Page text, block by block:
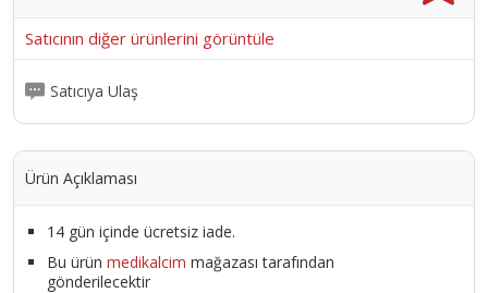
Satıcının diğer ürünlerini görüntüle
Satıcıya Ulaş
Ürün Açıklaması
14 gün içinde ücretsiz iade.
Bu ürün medikalcim mağazası tarafından
gönderilecektir